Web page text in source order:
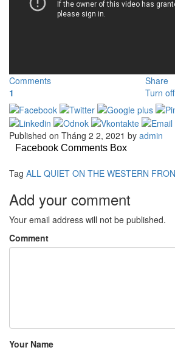
Comments
Share
1
Turn
Published on Tháng 2 2, 2021 by admin
Facebook Comments Box
Tag ALL QUIET ON THE WESTERN
Add your comment
Your email address will not be published.
Comment
Your Name